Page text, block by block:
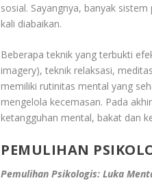
sosial. Sayangnya, banyak
kali diabaikan.
Beberapa teknik yang terbukti
imagery), teknik relaksasi,
memiliki rutinitas mental yang
mengelola kecemasan. Pada
ketangguhan mental, bakat dan
PEMULIHAN
Pemulihan Psikologis: Luka